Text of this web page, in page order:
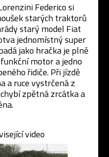
Federico si
starých traktorů
starý model Fiat
jednomístný super
jako hračka je plně
motor a jedno
řidiče. Při jízdě
a ruce vystrčená z
zpětná zrcátka a
video